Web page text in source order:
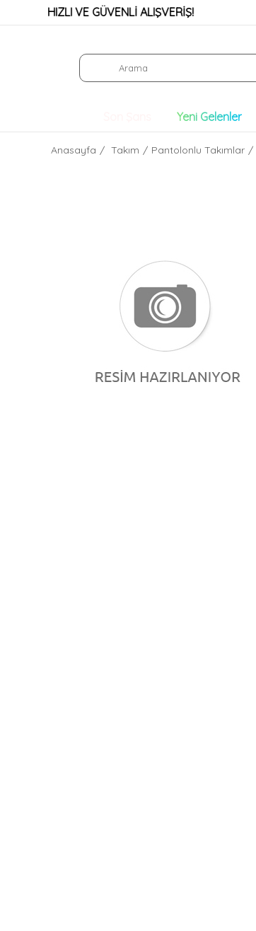
HIZLI VE GÜVENLİ ALIŞVERİŞ!
Yeni Gelenler
Anasayfa Takım Pantolonlu Takımlar